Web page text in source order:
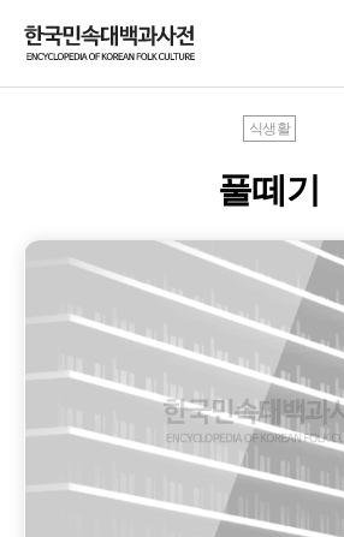
식생활
풀떼기